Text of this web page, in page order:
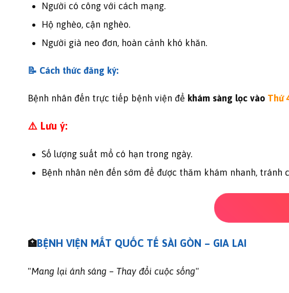
Người có công với cách mạng.
Hộ nghèo, cận nghèo.
Người già neo đơn, hoàn cảnh khó khăn.
📝 Cách thức đăng ký:
Bệnh nhân đến trực tiếp bệnh viện để khám sàng lọc vào Thứ
⚠️ Lưu ý:
Số lượng suất mổ có hạn trong ngày.
Bệnh nhân nên đến sớm để được thăm khám nhanh, tránh
🏥BỆNH VIỆN MẮT QUỐC TẾ SÀI GÒN – GIA LAI
"Mang lại ánh sáng – Thay đổi cuộc sống"